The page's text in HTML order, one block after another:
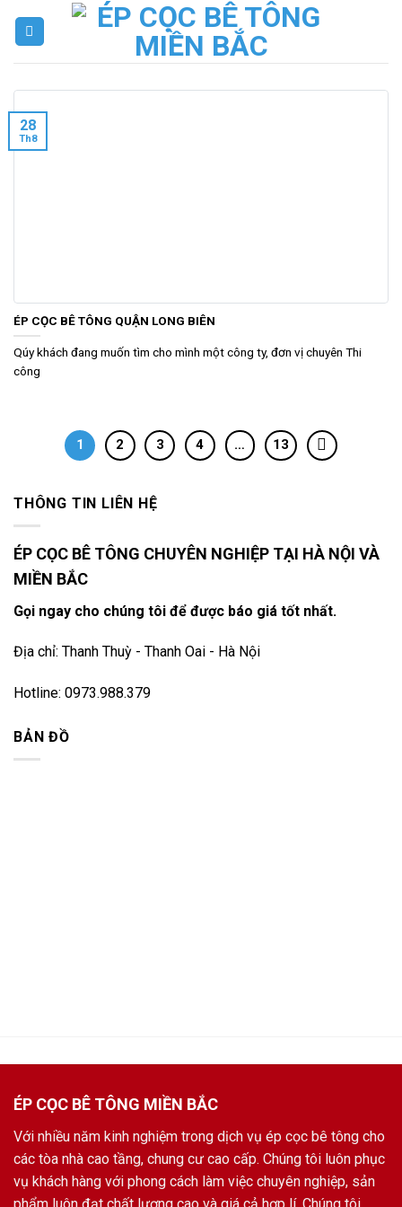
THÔNG TIN LIÊN HỆ
ÉP CỌC BÊ TÔNG CHUYÊN NGHIỆP TẠI HÀ NỘI VÀ
MIỀN BẮC
Gọi ngay cho chúng tôi để được báo giá tốt nhất.
Địa chỉ: Thanh Thuỳ - Thanh Oai - Hà Nội
Hotline: 0973.988.379
BẢN ĐỒ
ÉP CỌC BÊ TÔNG QUẬN LONG BIÊN
Qúy khách đang muốn tìm cho mình một công ty, đơn vị chuyên Thi
công
28
Th8
1 2 3 4 … 13
ÉP CỌC BÊ TÔNG MIỀN BẮC
Với nhiều năm kinh nghiệm trong dịch vụ ép cọc bê tông cho
các tòa nhà cao tầng, chung cư cao cấp. Chúng tôi luôn phục
vụ khách hàng với phong cách làm việc chuyên nghiệp, sản
phẩm luôn đạt chất lượng cao và giá cả hợp lí. Chúng tôi